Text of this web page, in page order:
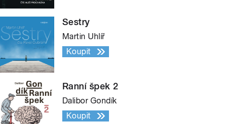
Sestry
Martin Uhlíř
Koupit
Ranní špek 2
Dalibor Gondík
Koupit